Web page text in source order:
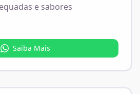
e sabores
Saiba Mais